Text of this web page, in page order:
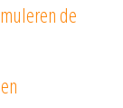
de